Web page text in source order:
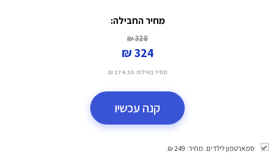
מחיר החבילה:
328 ₪
324 ₪
מחיר באילת: 274.58 ₪
קנה עכשיו
סמארטפון לילדים. מחיר: 249 ₪.